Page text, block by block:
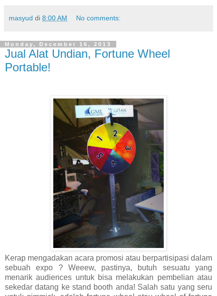
masyud di 8:00 AM No comments:
Monday, December 16, 2013
Jual Alat Undian, Fortune Wheel
Portable!
Kerap mengadakan acara promosi atau berpartisipasi dalam
sebuah expo ? Weeew, pastinya, butuh sesuatu yang
menarik audiences untuk bisa melakukan pembelian atau
sekedar datang ke stand booth anda! Salah satu yang seru